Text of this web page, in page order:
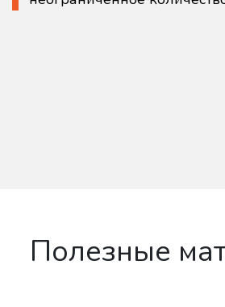
Полезные